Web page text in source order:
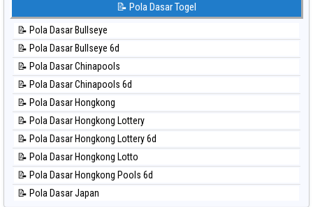
⚽ Bola Hitam Taiwan
📊 Statistik Kuda Lari
📊 Statistik Magnum Cambodia
📊 Statistik Nagoya
📊 Statistik New York Midday
📊 Statistik North Carolina Day
📊 Statistik Pcso
📊 Statistik Pennsylvania Day
📊 Statistik Sao Paulo
📊 Statistik Singapore
📊 Statistik Sydney
📊 Statistik Sydney Lottery
📝 Pola Dasar Togel
📝 Pola Dasar Bullseye
📝 Pola Dasar Bullseye 6d
📝 Pola Dasar Chinapools
📝 Pola Dasar Chinapools 6d
📝 Pola Dasar Hongkong
📝 Pola Dasar Hongkong Lottery
📝 Pola Dasar Hongkong Lottery 6d
📝 Pola Dasar Hongkong Lotto
📝 Pola Dasar Hongkong Pools 6d
📝 Pola Dasar Japan